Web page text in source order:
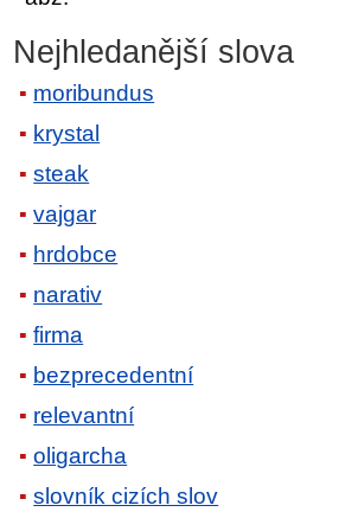
Nejhledanější slova
moribundus
krystal
steak
vajgar
hrdobce
narativ
firma
bezprecedentní
relevantní
oligarcha
slovník cizích slov